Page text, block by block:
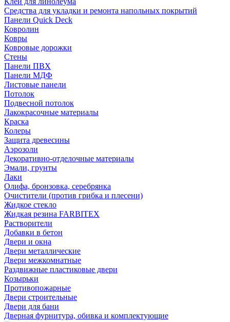
Средства для укладки и ремонта напольных покрытий
Панели Quick Deck
Ковролин
Ковры
Ковровые дорожки
Стены
Панели ПВХ
Панели МДФ
Листовые панели
Потолок
Подвесной потолок
Лакокрасочные материалы
Краска
Колеры
Защита древесины
Аэрозоли
Декоративно-отделочные материалы
Эмали, грунты
Лаки
Олифа, бронзовка, серебрянка
Очистители (против грибка и плесени)
Жидкое стекло
Жидкая резина FARBITEX
Растворители
Добавки в бетон
Двери и окна
Двери металлические
Двери межкомнатные
Раздвижные пластиковые двери
Козырьки
Противопожарные
Двери строительные
Двери для бани
Дверная фурнитура, обивка и комплектующие